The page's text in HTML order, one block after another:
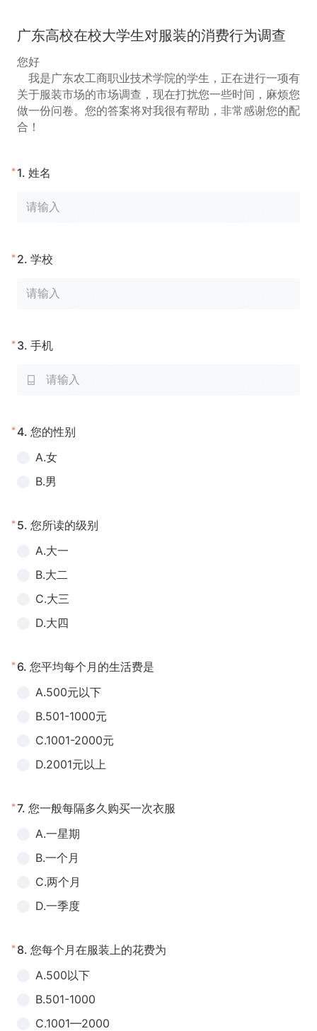
广东高校在校大学生对服装的消费行为调查
您好
我是广东农工商职业技术学院的学生，正在进行一项有
关于服装市场的市场调查，现在打扰您一些时间，麻烦您
做一份问卷。您的答案将对我很有帮助，非常感谢您的配
合！
* 1. 姓名
* 2. 学校
* 3. 手机
* 4. 您的性别
A.女
B.男
* 5. 您所读的级别
A.大一
B.大二
C.大三
D.大四
* 6. 您平均每个月的生活费是
A.500元以下
B.501-1000元
C.1001-2000元
D.2001元以上
*7. 您一般每隔多久购买一次衣服
A.一星期
B.一个月
C.两个月
D.一季度
* 8. 您每个月在服装上的花费为
A.500以下
B.501-1000
C.1001—2000